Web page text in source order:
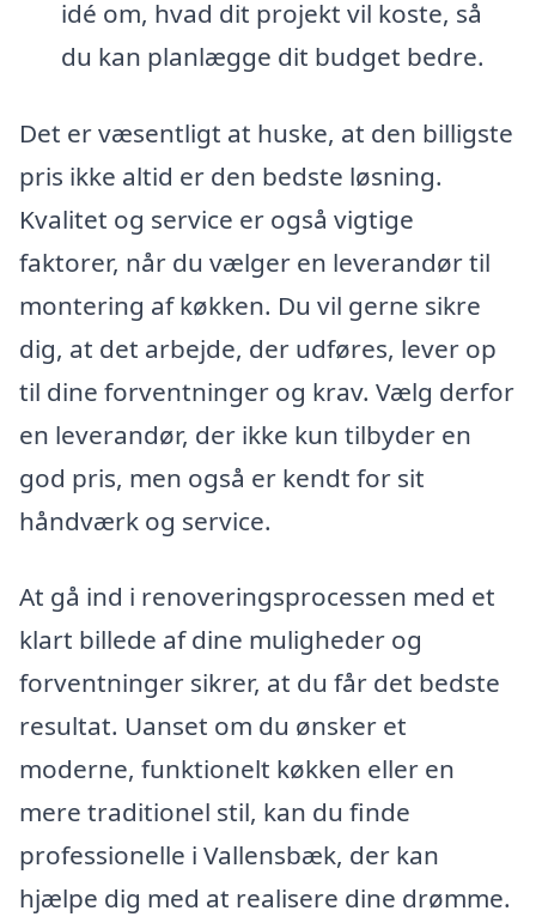
idé om, hvad dit projekt vil koste, så
du kan planlægge dit budget bedre.
Det er væsentligt at huske, at den billigste
pris ikke altid er den bedste løsning.
Kvalitet og service er også vigtige
faktorer, når du vælger en leverandør til
montering af køkken. Du vil gerne sikre
dig, at det arbejde, der udføres, lever op
til dine forventninger og krav. Vælg derfor
en leverandør, der ikke kun tilbyder en
god pris, men også er kendt for sit
håndværk og service.
At gå ind i renoveringsprocessen med et
klart billede af dine muligheder og
forventninger sikrer, at du får det bedste
resultat. Uanset om du ønsker et
moderne, funktionelt køkken eller en
mere traditionel stil, kan du finde
professionelle i Vallensbæk, der kan
hjælpe dig med at realisere dine drømme.